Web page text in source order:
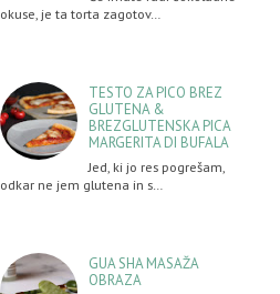
okuse, je ta torta zagotov…
TESTO ZA PICO BREZ
GLUTENA &
BREZGLUTENSKA PICA
MARGERITA DI BUFALA
Jed, ki jo res pogrešam,
odkar ne jem glutena in s…
GUA SHA MASAŽA
OBRAZA